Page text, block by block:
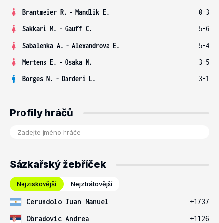
Brantmeier R. - Mandlik E.
0-3
Sakkari M. - Gauff C.
5-6
Sabalenka A. - Alexandrova E.
5-4
Mertens E. - Osaka N.
3-5
Borges N. - Darderi L. 3-1
Profily hráčů
Sázkařský žebříček
Nejziskovější Nejztrátovější
Cerundolo Juan Manuel
+1737
Obradovic Andrea
+1126